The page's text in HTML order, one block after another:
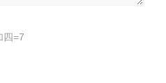
四=7